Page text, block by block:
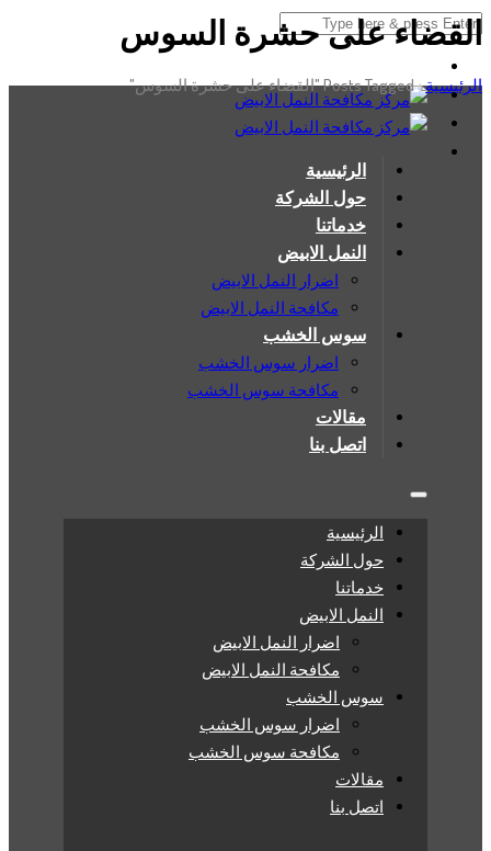
الرئيسية
حول الشركة
خدماتنا
النمل الابيض
اضرار النمل الابيض
مكافحة النمل الابيض
سوس الخشب
اضرار سوس الخشب
مكافحة سوس الخشب
مقالات
اتصل بنا
الرئيسية
حول الشركة
خدماتنا
النمل الابيض
اضرار النمل الابيض
مكافحة النمل الابيض
سوس الخشب
اضرار سوس الخشب
مكافحة سوس الخشب
مقالات
اتصل بنا
القضاء على حشرة السوس
الرئيسية›Posts Tagged "القضاء على حشرة السوس"